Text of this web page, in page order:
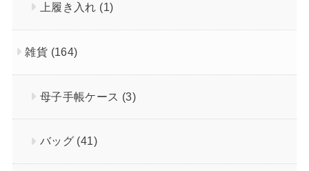
上履き入れ (1)
雑貨 (164)
母子手帳ケース (3)
バッグ (41)